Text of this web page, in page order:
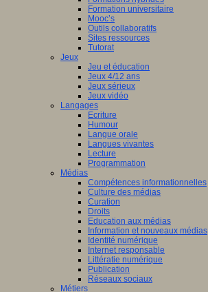
Formation universitaire
Mooc’s
Outils collaboratifs
Sites ressources
Tutorat
Jeux
Jeu et éducation
Jeux 4/12 ans
Jeux sérieux
Jeux vidéo
Langages
Ecriture
Humour
Langue orale
Langues vivantes
Lecture
Programmation
Médias
Compétences informationnelles
Culture des médias
Curation
Droits
Education aux médias
Information et nouveaux médias
Identité numérique
Internet responsable
Littératie numérique
Publication
Réseaux sociaux
Métiers